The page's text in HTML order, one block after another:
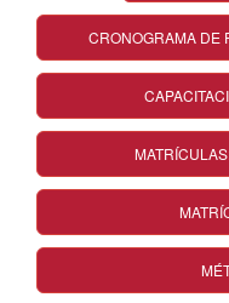
CRONOGRAMA DE